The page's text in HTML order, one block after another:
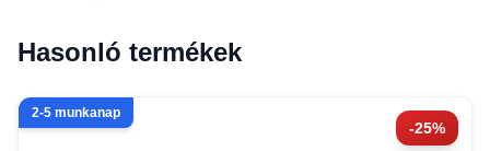
Hasonló termékek
-25%
2-5 munkanap